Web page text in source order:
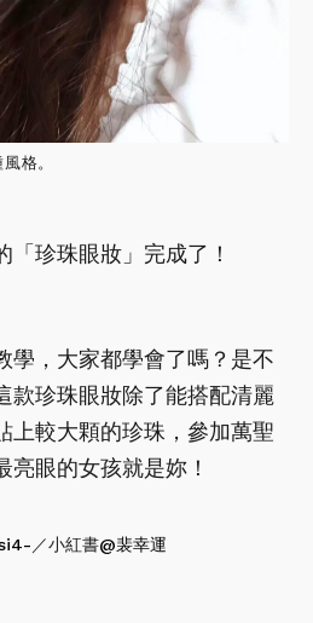
格。
珍珠眼妝」完成了！
學，大家都學會了嗎？是不
款珍珠眼妝除了能搭配清麗
上較大顆的珍珠，參加萬聖
眼的女孩就是妳！
／小紅書@裴幸運